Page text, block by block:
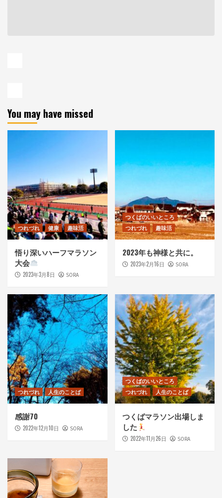
You may have missed
つれづれ 健康 趣味活
悟り深いハーフマラソン
大会
2023年3月8日 SORA
つくばのいいところ
つれづれ
趣味活
2023年も神様と共に。
2023年2月16日 SORA
つれづれ 人生のことば
感謝70
2022年12月10日 SORA
つくばのいいところ
つれづれ
人生のことば
つくばマラソン出場しま
した
2022年11月26日 SORA